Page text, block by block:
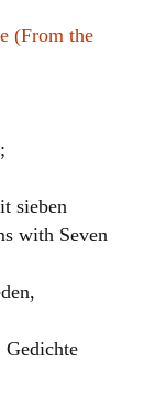
(From the
sieben
with Seven
Gedichte